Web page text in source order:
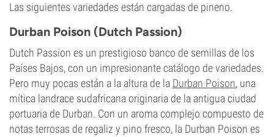
Las siguientes variedades están cargadas de pineno.
Durban Poison (Dutch Passion)
Dutch Passion es un prestigioso banco de semillas de los
Países Bajos, con un impresionante catálogo de variedades.
Pero muy pocas están a la altura de la Durban Poison, una
mítica landrace sudafricana originaria de la antigua ciudad
portuaria de Durban. Con un aroma complejo compuesto de
notas terrosas de regaliz y pino fresco, la Durban Poison es